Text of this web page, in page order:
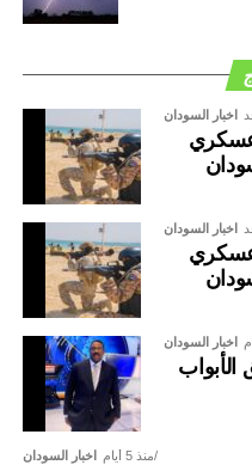
اخبار السودان
عسكري
اخبار السودان
عسكري
اخبار السودان
اخبار السودان منذ 5 أيام